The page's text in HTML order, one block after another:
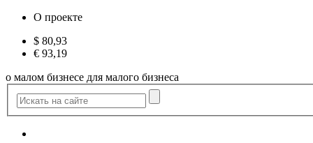
О проекте
$ 80,93
€ 93,19
о малом бизнесе для малого бизнеса